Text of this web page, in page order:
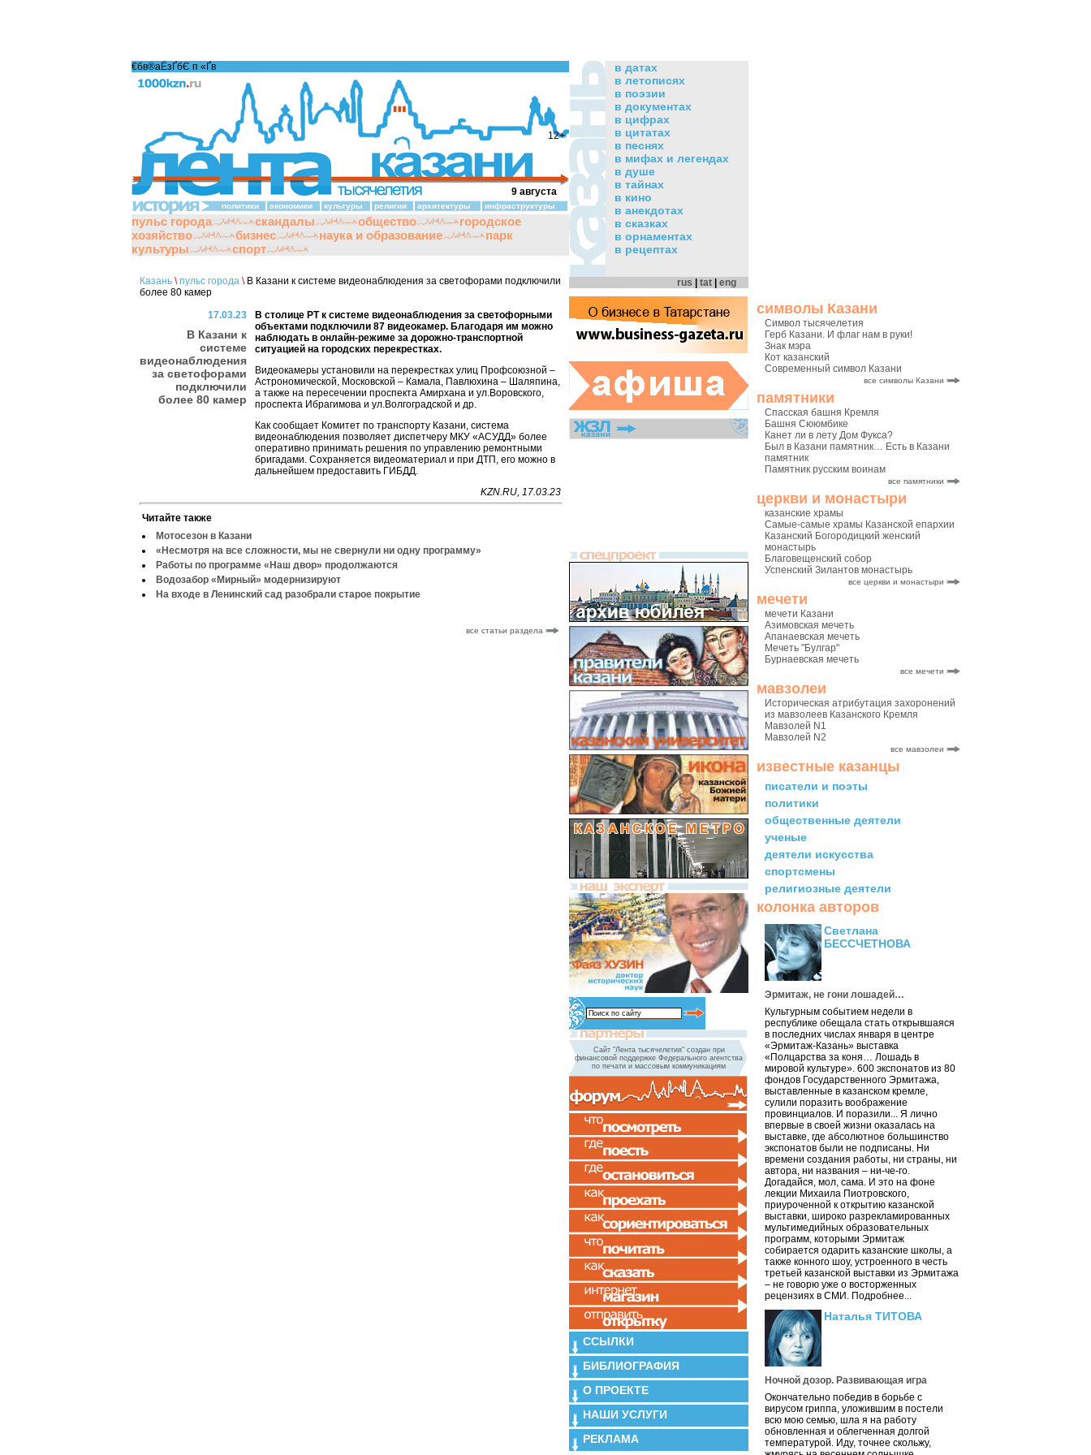
символы Казани
Символ тысячелетия
Герб Казани. И флаг нам в руки!
Знак мэра
Кот казанский
Современный символ Казани
все символы Казани
памятники
Спасская башня Кремля
Башня Сююмбике
Канет ли в лету Дом Фукса?
Был в Казани памятник… Есть в Казани
памятник
Памятник русским воинам
все памятники
церкви и монастыри
казанские храмы
Самые-самые храмы Казанской епархии
Казанский Богородицкий женский
монастырь
Благовещенский собор
Успенский Зилантов монастырь
все церкви и монастыри
мечети
мечети Казани
Азимовская мечеть
Апанаевская мечеть
Мечеть "Булгар"
Бурнаевская мечеть
все мечети
мавзолеи
Историческая атрибутация захоронений
из мавзолеев Казанского Кремля
Мавзолей N1
Мавзолей N2
все мавзолеи
известные казанцы
писатели и поэты
политики
общественные деятели
ученые
деятели искусства
спортсмены
религиозные деятели
колонка авторов
Светлана
БЕССЧЕТНОВА
Эрмитаж, не гони лошадей…
Культурным событием недели в
республике обещала стать открывшаяся
в последних числах января в центре
«Эрмитаж-Казань» выставка
«Полцарства за коня… Лошадь в
мировой культуре». 600 экспонатов из 80
фондов Государственного Эрмитажа,
выставленные в казанском кремле,
сулили поразить воображение
провинциалов. И поразили... Я лично
впервые в своей жизни оказалась на
выставке, где абсолютное большинство
экспонатов были не подписаны. Ни
времени создания работы, ни страны, ни
автора, ни названия – ни-че-го.
Догадайся, мол, сама. И это на фоне
лекции Михаила Пиотровского,
приуроченной к открытию казанской
выставки, широко разрекламированных
мультимедийных образовательных
программ, которыми Эрмитаж
собирается одарить казанские школы, а
также конного шоу, устроенного в честь
третьей казанской выставки из Эрмитажа
– не говорю уже о восторженных
рецензиях в СМИ. Подробнее...
Наталья ТИТОВА
Ночной дозор. Развивающая игра
Окончательно победив в борьбе с
вирусом гриппа, уложившим в постели
всю мою семью, шла я на работу
обновленная и облегченная долгой
температурой. Иду, точнее скольжу,
12+
€бв®аЁзҐбЄ п «Ґ­в
9 августа
политики экономики культуры религии архитектуры инфраструктуры
пульс города скандалы общество
городское
хозяйство
бизнес наука и образование
парк
культуры
спорт
Казань \ пульс города \В Казани к системе видеонаблюдения за светофорами подключили
более 80 камер
17.03.23
В Казани к
системе
видеонаблюдения
за светофорами
подключили
более 80 камер
В столице РТ к системе видеонаблюдения за светофорными
объектами подключили 87 видеокамер. Благодаря им можно
наблюдать в онлайн-режиме за дорожно-транспортной
ситуацией на городских перекрестках.
Видеокамеры установили на перекрестках улиц Профсоюзной –
Астрономической, Московской – Камала, Павлюхина – Шаляпина,
а также на пересечении проспекта Амирхана и ул.Воровского,
проспекта Ибрагимова и ул.Волгоградской и др.
Как сообщает Комитет по транспорту Казани, система
видеонаблюдения позволяет диспетчеру МКУ «АСУДД» более
оперативно принимать решения по управлению ремонтными
бригадами. Сохраняется видеоматериал и при ДТП, его можно в
дальнейшем предоставить ГИБДД.
KZN.RU, 17.03.23
Читайте также
Мотосезон в Казани
«Несмотря на все сложности, мы не свернули ни одну программу»
Работы по программе «Наш двор» продолжаются
Водозабор «Мирный» модернизируют
На входе в Ленинский сад разобрали старое покрытие
все статьи раздела
в датах
в летописях
в поэзии
в документах
в цифрах
в цитатах
в песнях
в мифах и легендах
в душе
в тайнах
в кино
в анекдотах
в сказках
в орнаментах
в рецептах
rus tat eng
Сайт "Лента тысячелетия" создан при
финансовой поддержке Федерального агентства
по печати и массовым коммуникациям
ССЫЛКИ
БИБЛИОГРАФИЯ
О ПРОЕКТЕ
НАШИ УСЛУГИ
РЕКЛАМА